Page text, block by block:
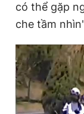
có thể gặp
che tầm